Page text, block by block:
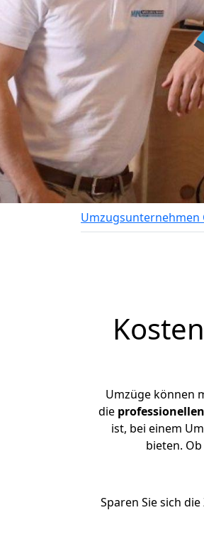
Umzugsunternehmen
Umzüge können
die
ist, bei einem
bieten.
Sparen Sie sich